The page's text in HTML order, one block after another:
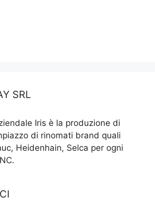
SRL
Iris è la produzione di
di rinomati brand quali
Heidenhain, Selca per ogni